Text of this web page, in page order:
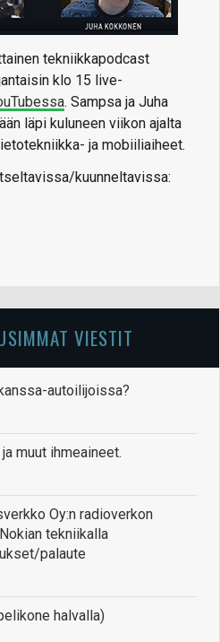
tekniikkapodcast
klo 15 live-
. Sampsa ja Juha
läpi kuluneen viikon ajalta
ja mobiiliaiheet.
kuunneltavissa:
VIESTIT
autoilijoissa?
muut ihmeaineet.
Oy:n radioverkon
tekniikalla
palaute
halvalla)